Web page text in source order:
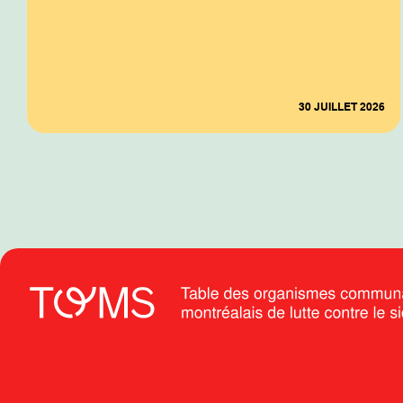
30 JUILLET 2026